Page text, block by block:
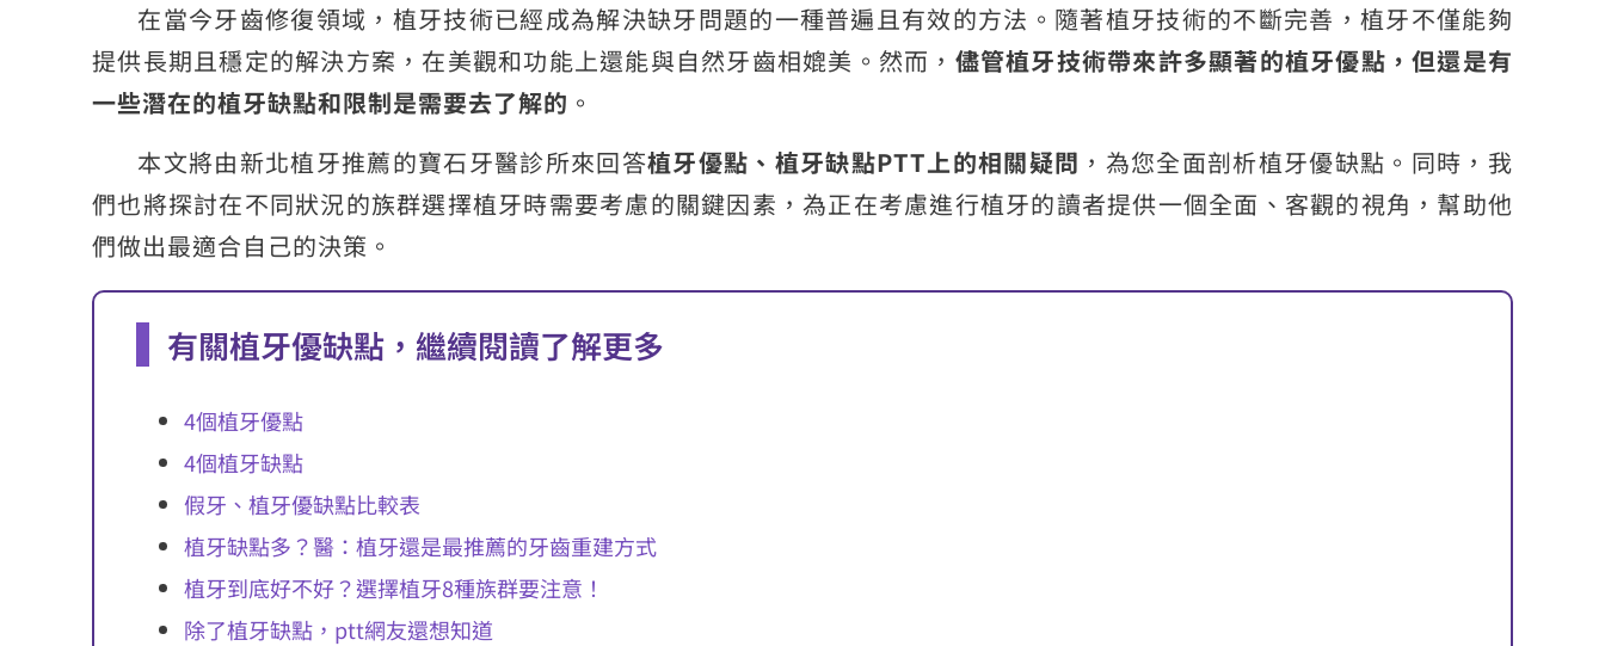
在當今牙齒修復領域，植牙技術已經成為解決缺牙問題的一種普遍且有效的方法。隨著植牙技術的不斷完善，植牙不僅能夠
提供長期且穩定的解決方案，在美觀和功能上還能與自然牙齒相媲美。然而， 儘管植牙技術帶來許多顯著的植牙優點，但還是有
一些潛在的植牙缺點和限制是需要去了解的 。
本文將由新北植牙推薦的寶石牙醫診所來回答植牙優點、植牙缺點PTT上的相關疑問 ，為您全面剖析植牙優缺點。同時，我
們也將探討在不同狀況的族群選擇植牙時需要考慮的關鍵因素，為正在考慮進行植牙的讀者提供一個全面、客觀的視角，幫助他
們做出最適合自己的決策。
有關植牙優缺點，繼續閱讀了解更多
4個植牙優點
4個植牙缺點
假牙、植牙優缺點比較表
植牙缺點多？醫：植牙還是最推薦的牙齒重建方式
植牙到底好不好？選擇植牙8種族群要注意！
除了植牙缺點，ptt網友還想知道